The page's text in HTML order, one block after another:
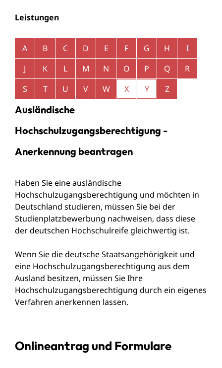
Leistungen
Alphabetisches Register überspringen
A B C D E F G H
I
J
K L M N O P Q
R
S
T U V W X Y Z
Ausländische
Hochschulzugangsberechtigung -
Anerkennung beantragen
Haben Sie eine ausländische
Hochschulzugangsberechtigung und möchten in
Deutschland studieren, müssen Sie bei der
Studienplatzbewerbung nachweisen, dass diese
der deutschen Hochschulreife gleichwertig ist.
Wenn Sie die deutsche Staatsangehörigkeit und
eine Hochschulzugangsberechtigung aus dem
Ausland besitzen, müssen Sie Ihre
Hochschulzugangsberechtigung durch ein eigenes
Verfahren anerkennen lassen.
Onlineantrag und Formulare